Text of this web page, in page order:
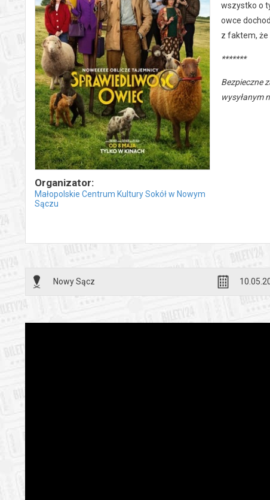
Organizator:
Małopolskie Centrum Kultury Sokół w Nowym
Sączu
wszystko o
owce
z faktem, że
*******
Bezpieczne
wysyłanym
Nowy Sącz